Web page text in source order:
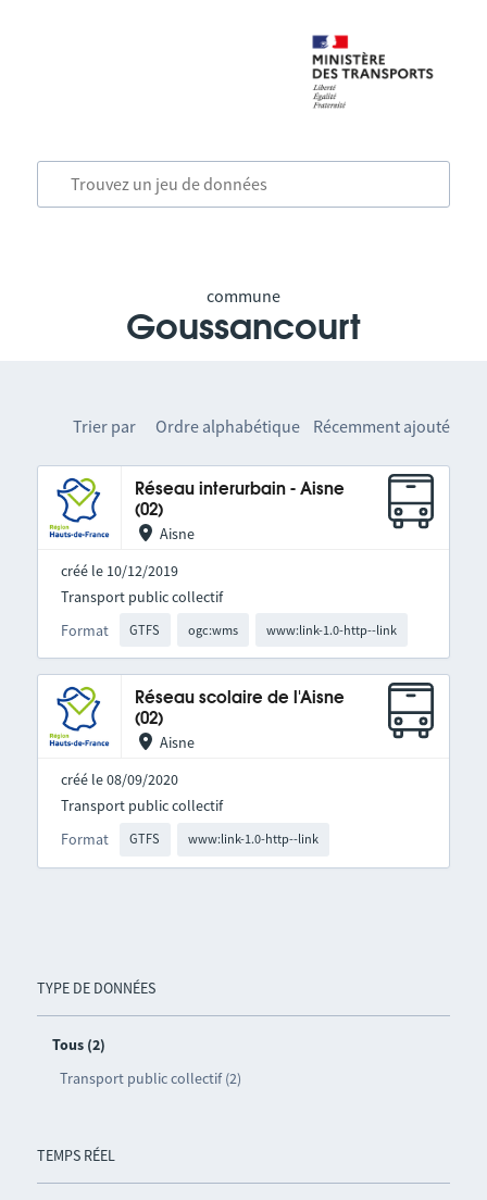
commune
Goussancourt
TYPE DE DONNÉES
Tous (2)
Transport public collectif (2)
TEMPS RÉEL
Trier par Ordre alphabétique Récemment ajouté
Réseau interurbain - Aisne
(02)
Aisne
créé le 10/12/2019
Format GTFS ogc:wms www:link-1.0-http--link
Transport public collectif
Réseau scolaire de l'Aisne
(02)
Aisne
créé le 08/09/2020
Format GTFS www:link-1.0-http--link
Transport public collectif